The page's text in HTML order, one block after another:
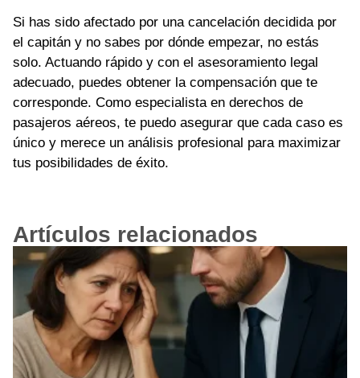
Si has sido afectado por una cancelación decidida por
el capitán y no sabes por dónde empezar, no estás
solo. Actuando rápido y con el asesoramiento legal
adecuado, puedes obtener la compensación que te
corresponde. Como especialista en derechos de
pasajeros aéreos, te puedo asegurar que cada caso es
único y merece un análisis profesional para maximizar
tus posibilidades de éxito.
Artículos relacionados